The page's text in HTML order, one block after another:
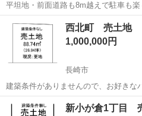
平坦地・前面道路も8m越えで駐車も
圏の立地条件が良い物件です(^^)/
長崎 長崎市 土地販売/土地売買
西北町 売土地
1,000,000円
長崎市
建築条件がありませんので、お好きな
ます！
長崎 長崎市 土地販売/土地売
新小が倉1丁目